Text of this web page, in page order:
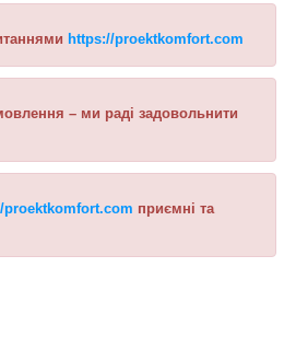
https://proektkomfort.com
– ми раді задовольнити
proektkomfort.com приємні та